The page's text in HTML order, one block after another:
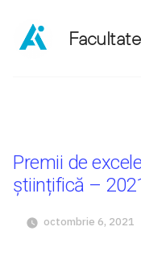
conținut
Premii de
științifică –
octombrie 6, 2021